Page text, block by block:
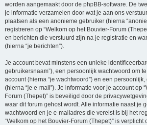
worden aangemaakt door de phpBB-software. De
je informatie verzamelen door wat je aan ons
plaatsen als een anonieme gebruiker (hierna
registreren op “Welkom op het Bouvier-Forum
en berichten die verstuurd zijn na je registratie en
(hierna “je berichten”).
Je account bevat minstens een unieke
gebruikersnaam”), een persoonlijk wachtwoord om
account (hierna “je wachtwoord”) en een
(hierna “je e-mail”). Je informatie voor je account op
Forum (Thepet)” is beveiligd door de
waar dit forum gehost wordt. Alle informatie naast je
wachtwoord en je e-mailadres die vereist is bij het
“Welkom op het Bouvier-Forum (Thepet)” is verplicht